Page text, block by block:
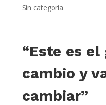
Sin categoría
“Este es
cambio y
cambiar”